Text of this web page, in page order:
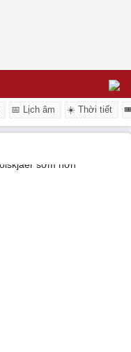
📅 Lịch âm ☀️ Thời tiết